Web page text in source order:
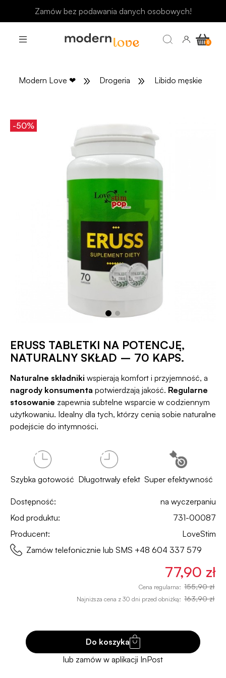
Odbierz rabat 15 zł na pierwsze zakupy
Modern Love ❤ » Drogeria » Libido męskie
-50%
ERUSS TABLETKI NA POTENCJĘ,
NATURALNY SKŁAD – 70 KAPS.
Naturalne składniki wspierają komfort i przyjemność, a
nagrody konsumenta potwierdzają jakość. Regularne
stosowanie zapewnia subtelne wsparcie w codziennym
użytkowaniu. Idealny dla tych, którzy cenią sobie naturalne
podejście do intymności.
Szybka gotowość Długotrwały efekt Super efektywność
Dostępność:
na wyczerpaniu
Kod produktu:
731-00087
Producent:
LoveStim
Zamów telefonicznie lub SMS +48 604 337 579
77,90 zł
Cena regularna: 155,90 zł
Najniższa cena z 30 dni przed obniżką: 163,90 zł
Do koszyka